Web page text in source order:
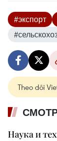
#экспорт
Theo dõi
Наука и